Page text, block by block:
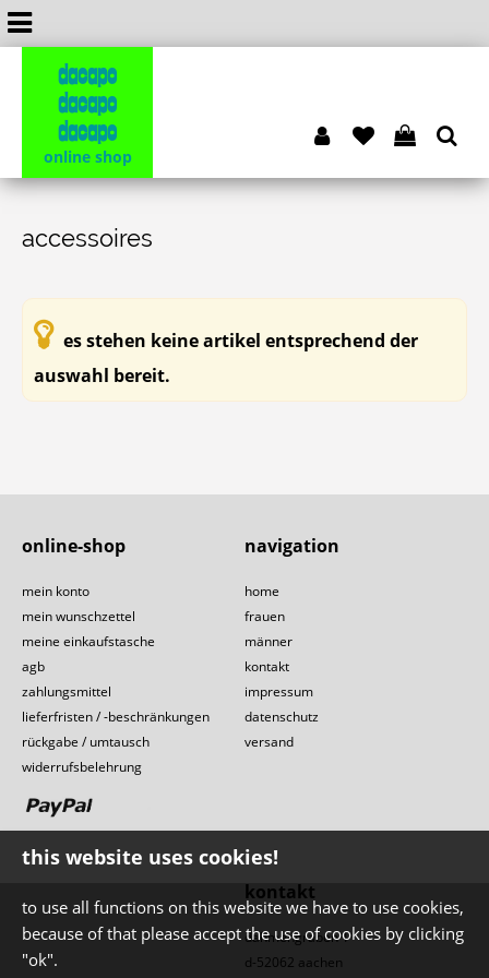
dacapo
dacapo
dacapo
online shop
accessoires
es stehen keine artikel entsprechend der
auswahl bereit.
navigation
home
frauen
männer
kontakt
impressum
datenschutz
versand
online-shop
mein konto
mein wunschzettel
meine einkaufstasche
agb
zahlungsmittel
lieferfristen / -beschränkungen
rückgabe / umtausch
widerrufsbelehrung
kontakt
dahmengraben 1
d-52062 aachen
this website uses cookies!
to use all functions on this website we have to use cookies,
because of that please accept the use of cookies by clicking
"ok".